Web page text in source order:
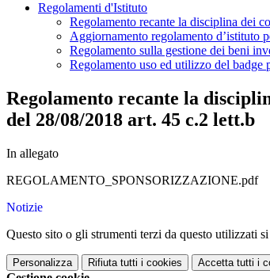
Regolamenti d'Istituto
Regolamento recante la disciplina dei
Aggiornamento regolamento d’istituto
Regolamento sulla gestione dei beni
Regolamento uso ed utilizzo del badge
Regolamento recante la
del 28/08/2018 art. 45 c.2 lett.b
In allegato
REGOLAMENTO_SPONSORIZZAZIONE.pdf
Notizie
Questo sito o gli strumenti terzi da questo utilizzati
Personalizza Rifiuta tutti i cookies Accetta tutti i